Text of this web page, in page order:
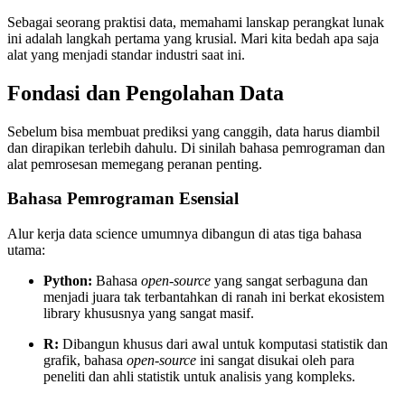
Sebagai seorang praktisi data, memahami lanskap perangkat lunak
ini adalah langkah pertama yang krusial. Mari kita bedah apa saja
alat yang menjadi standar industri saat ini.
Fondasi dan Pengolahan Data
Sebelum bisa membuat prediksi yang canggih, data harus diambil
dan dirapikan terlebih dahulu. Di sinilah bahasa pemrograman dan
alat pemrosesan memegang peranan penting.
Bahasa Pemrograman Esensial
Alur kerja data science umumnya dibangun di atas tiga bahasa
utama:
Python: Bahasa open-source yang sangat serbaguna dan
menjadi juara tak terbantahkan di ranah ini berkat ekosistem
library khususnya yang sangat masif.
R: Dibangun khusus dari awal untuk komputasi statistik dan
grafik, bahasa open-source ini sangat disukai oleh para
peneliti dan ahli statistik untuk analisis yang kompleks.